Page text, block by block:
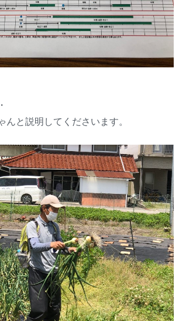
んと説明してくださいます。